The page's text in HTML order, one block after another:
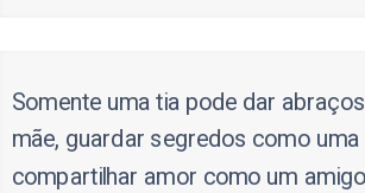
Somente uma tia pode dar
mãe, guardar segredos como uma
compartilhar amor como um